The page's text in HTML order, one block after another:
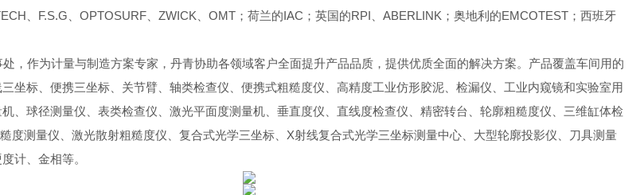
、F.S.G、OPTOSURF、ZWICK、OMT；荷兰的IAC；英国的RPI、ABERLINK；奥地利的EMCOTEST；西班牙
，作为计量与制造方案专家，丹青协助各领域客户全面提升产品品质，提供优质全面的解决方案。产品覆盖车间用的
坐标、便携三坐标、关节臂、轴类检查仪、便携式粗糙度仪、高精度工业仿形胶泥、检漏仪、工业内窥镜和实验室用
、球径测量仪、表类检查仪、激光平面度测量机、垂直度仪、直线度检查仪、精密转台、轮廓粗糙度仪、三维缸体检
度测量仪、激光散射粗糙度仪、复合式光学三坐标、X射线复合式光学三坐标测量中心、大型轮廓投影仪、刀具测量
计、金相等。